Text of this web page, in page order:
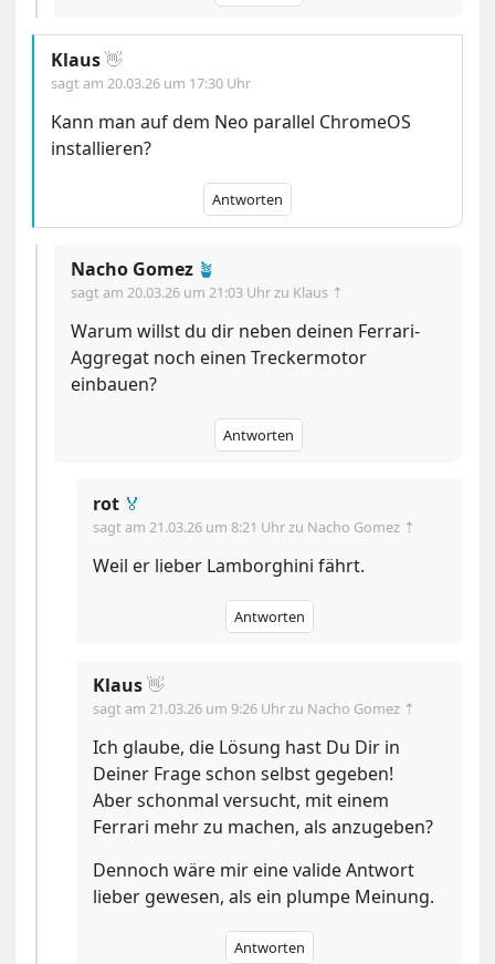
Klaus👋
sagt am20.03.26 um 17:30 Uhr
Kann man auf dem Neo parallel ChromeOS
installieren?
Antworten
Nacho Gomez 🪴
sagt am20.03.26 um 21:03 Uhrzu Klaus ⇡
Warum willst du dir neben deinen Ferrari-
Aggregat noch einen Treckermotor
einbauen?
Antworten
rot 🏅
sagt am21.03.26 um 8:21 Uhrzu Nacho Gomez ⇡
Weil er lieber Lamborghini fährt.
Antworten
Klaus👋
sagt am21.03.26 um 9:26 Uhrzu Nacho Gomez ⇡
Ich glaube, die Lösung hast Du Dir in
Deiner Frage schon selbst gegeben!
Aber schonmal versucht, mit einem
Ferrari mehr zu machen, als anzugeben?
Dennoch wäre mir eine valide Antwort
lieber gewesen, als ein plumpe Meinung.
Antworten